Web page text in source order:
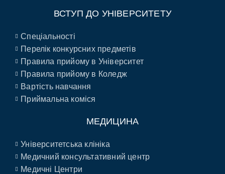
ВСТУП ДО УНІВЕРСИТЕТУ
Спеціальності
Перелік конкурсних предметів
Правила прийому в Університет
Правила прийому в Коледж
Вартість навчання
Приймальна коміся
МЕДИЦИНА
Університетська клініка
Медичний консультативний центр
Медичні Центри